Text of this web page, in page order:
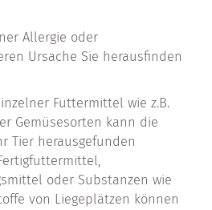
Allergie oder
Ursache Sie herausfinden
Futtermittel wie z.B.
Gemüsesorten kann die
Tier herausgefunden
oder Substanzen wie
von Liegeplätzen können